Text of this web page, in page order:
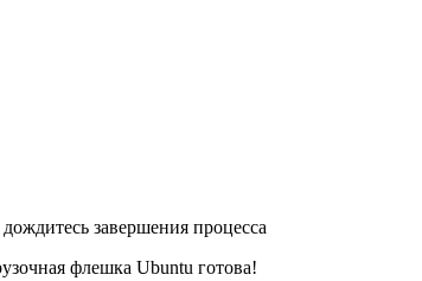
завершения процесса
флешка Ubuntu готова!